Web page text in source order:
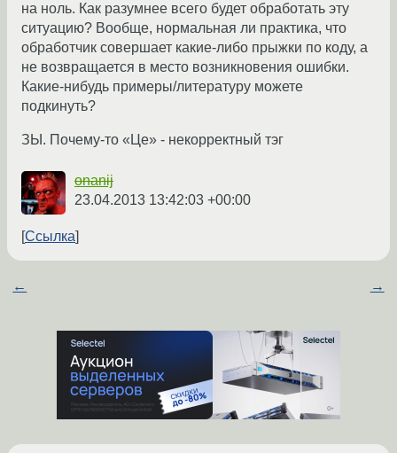
на ноль. Как разумнее всего будет обработать эту
ситуацию? Вообще, нормальная ли практика, что
обработчик совершает какие-либо прыжки по коду, а
не возвращается в место возникновения ошибки.
Какие-нибудь примеры/литературу можете
подкинуть?
ЗЫ. Почему-то «Це» - некорректный тэг
onanij
23.04.2013 13:42:03 +00:00
Ссылка
← →